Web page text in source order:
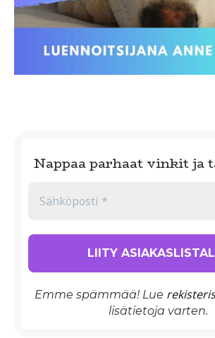
Nappaa parhaat vinkit ja
Emme spämmää! Lue
lisätietoja varten.